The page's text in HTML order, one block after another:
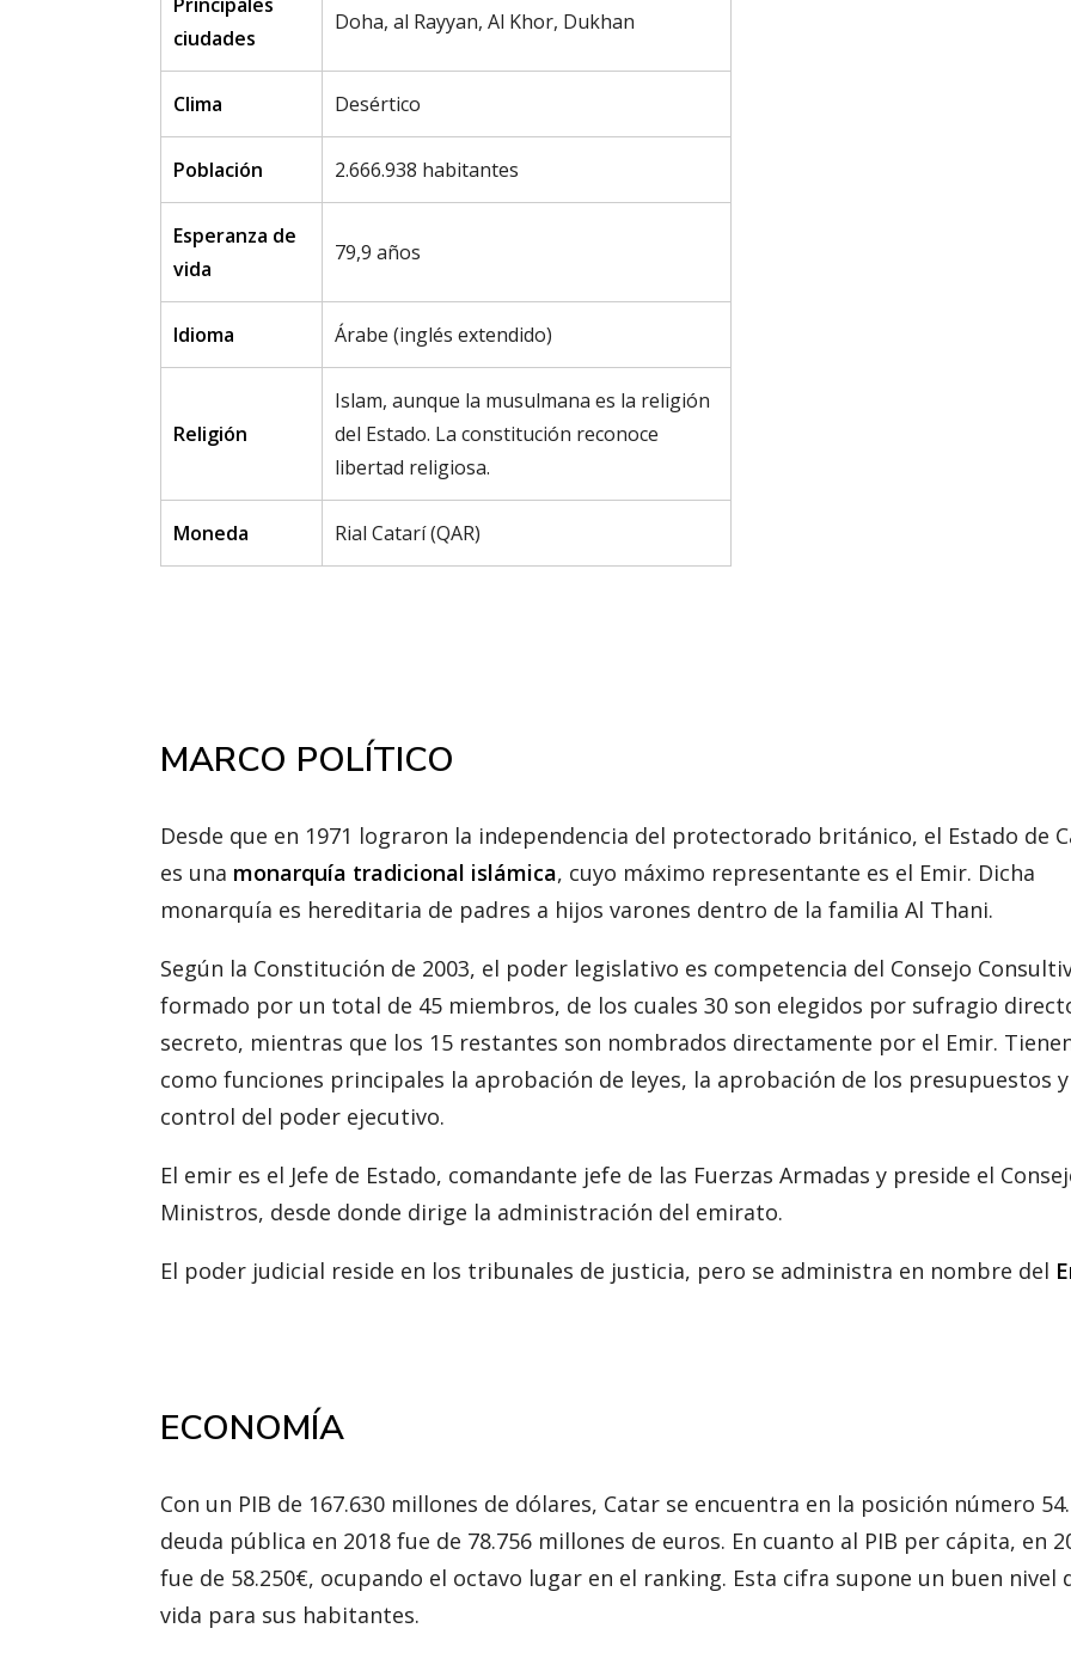
ciudades
Doha, al Rayyan, Al Khor, Dukhan
Clima Desértico
Población 2.666.938 habitantes
Esperanza de
vida
79,9 años
Idioma Árabe (inglés extendido)
Religión
Islam, aunque la musulmana es la religión
del Estado. La constitución reconoce
libertad religiosa.
Moneda Rial Catarí (QAR)
MARCO POLÍTICO
Desde que en 1971 lograron la independencia del protectorado británico, el Estado de
es una monarquía tradicional islámica, cuyo máximo representante es el Emir. Dicha
monarquía es hereditaria de padres a hijos varones dentro de la familia Al Thani.
Según la Constitución de 2003, el poder legislativo es competencia del Consejo
formado por un total de 45 miembros, de los cuales 30 son elegidos por sufragio
secreto, mientras que los 15 restantes son nombrados directamente por el Emir.
como funciones principales la aprobación de leyes, la aprobación de los presupuestos y
control del poder ejecutivo.
El emir es el Jefe de Estado, comandante jefe de las Fuerzas Armadas y preside el
Ministros, desde donde dirige la administración del emirato.
El poder judicial reside en los tribunales de justicia, pero se administra en nombre del
ECONOMÍA
Con un PIB de 167.630 millones de dólares, Catar se encuentra en la posición número 54.
deuda pública en 2018 fue de 78.756 millones de euros. En cuanto al PIB per cápita, en
fue de 58.250€, ocupando el octavo lugar en el ranking. Esta cifra supone un buen nivel
vida para sus habitantes.